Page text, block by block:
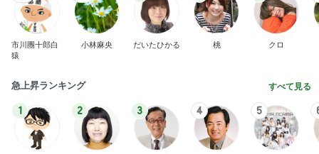
市川團十郎白
猿
小林麻央 だいたひかる 桃 クロ
急上昇ランキング すべて見る
1 2 3 4 5